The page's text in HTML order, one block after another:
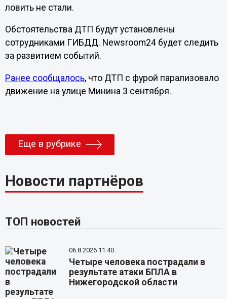
ловить не стали.
Обстоятельства ДТП будут установлены
сотрудниками ГИБДД. Newsroom24 будет следить
за развитием событий.
Ранее сообщалось, что ДТП с фурой парализовало
движение на улице Минина 3 сентября.
Еще в рубрике
Новости партнёров
ТОП новостей
06.8.2026 11:40
Четыре человека пострадали в
результате атаки БПЛА в
Нижегородской области